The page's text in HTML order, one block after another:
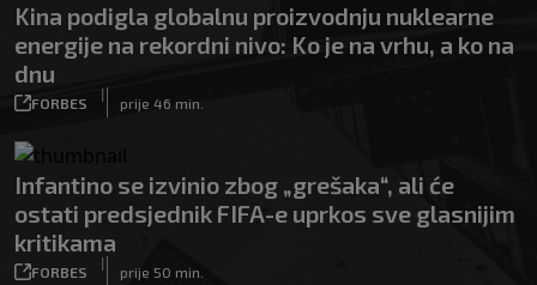
Kina podigla globalnu proizvodnju nuklearne
energije na rekordni nivo: Ko je na vrhu, a ko na
dnu
FORBES
|
prije 46 min.
Infantino se izvinio zbog „grešaka“, ali će
ostati predsjednik FIFA-e uprkos sve glasnijim
kritikama
FORBES
|
prije 50 min.